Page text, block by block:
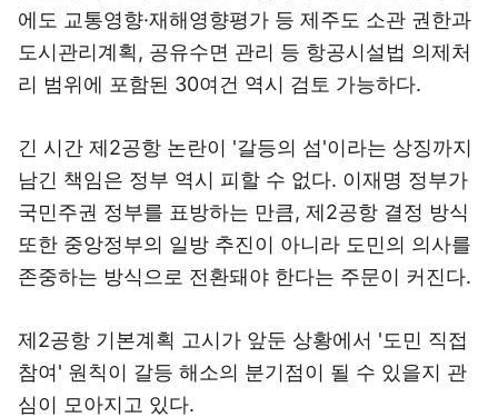
에도 교통영향·재해영향평가 등 제주도 소관 권한과
도시관리계획, 공유수면 관리 등 항공시설법 의제처
리 범위에 포함된 30여건 역시 검토 가능하다.
긴 시간 제2공항 논란이 '갈등의 섬'이라는 상징까지
남긴 책임은 정부 역시 피할 수 없다. 이재명 정부가
국민주권 정부를 표방하는 만큼, 제2공항 결정 방식
또한 중앙정부의 일방 추진이 아니라 도민의 의사를
존중하는 방식으로 전환돼야 한다는 주문이 커진다.
제2공항 기본계획 고시가 앞둔 상황에서 '도민 직접
참여' 원칙이 갈등 해소의 분기점이 될 수 있을지 관
심이 모아지고 있다.